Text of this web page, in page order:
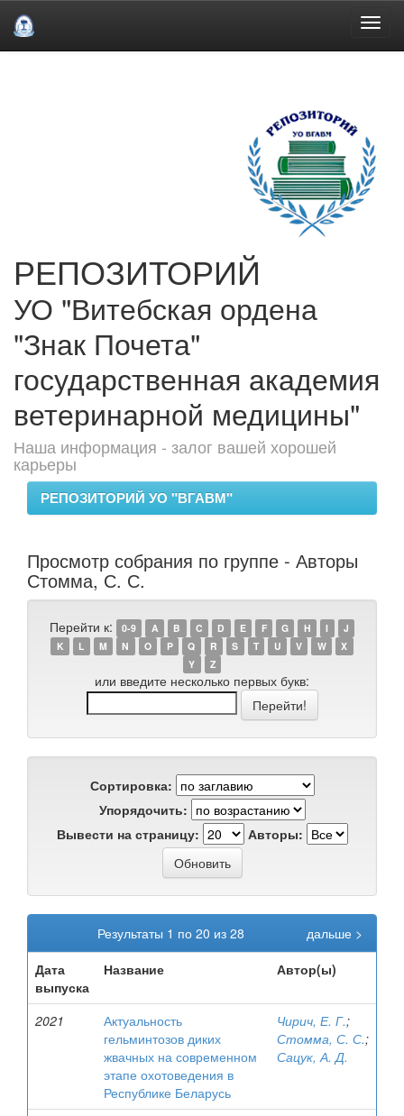
РЕПОЗИТОРИЙ
УО "Витебская ордена
"Знак Почета"
государственная академия
ветеринарной медицины"
Наша информация - залог вашей хорошей
карьеры
РЕПОЗИТОРИЙ УО "ВГАВМ"
Просмотр собрания по группе - Авторы
Стомма, С. С.
Перейти к: 0-9 A B C D E F G H I
J
K
L M N O P Q R S T U V W
X
Y
Z
или введите несколько первых букв:
Сортировка:
Упорядочить:
Вывести на страницу:
Авторы:
Результаты 1 по 20 из 28
дальше >
Дата
выпуска
Название Автор(ы)
2021
Актуальность
гельминтозов диких
жвачных на современном
этапе охотоведения в
Республике Беларусь
Чирич, Е. Г.;
Стомма, С. С.;
Сацук, А. Д.